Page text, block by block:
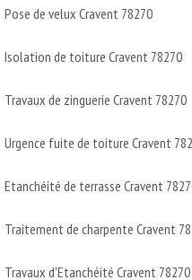
Pose de velux Cravent 78270
Isolation de toiture Cravent 78270
Travaux de zinguerie Cravent 78270
Urgence fuite de toiture Cravent
Etanchéité de terrasse Cravent
Traitement de charpente Cravent
Travaux d'Etanchéité Cravent 78270